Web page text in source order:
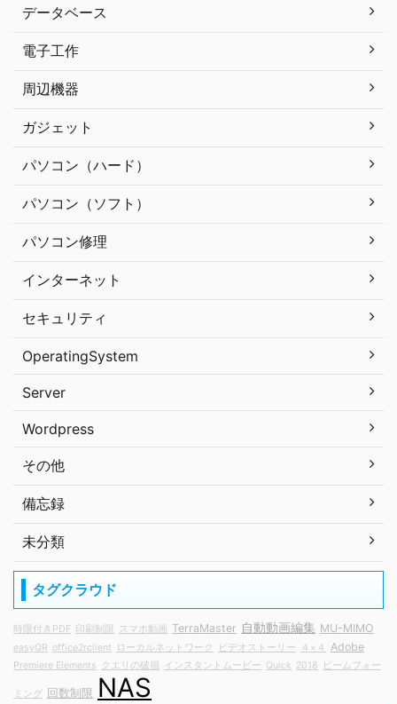
データベース
電子工作
周辺機器
ガジェット
パソコン（ハード）
パソコン（ソフト）
パソコン修理
インターネット
セキュリティ
OperatingSystem
Server
Wordpress
その他
備忘録
未分類
タグクラウド
時限付きPDF 印刷制限 スマホ動画 TerraMaster 自動動画編集 MU-MIMO
easyQR office2rclient ローカルネットワーク ビデオストーリー ４×４ Adobe
Premiere Elements クエリの破損 インスタントムービー Quick 2018 ビームフォー
ミング 回数制限 NAS